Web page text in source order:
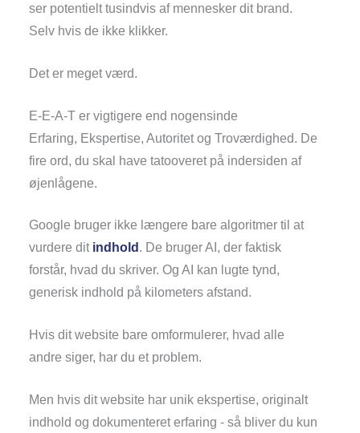
ser potentielt tusindvis af mennesker dit brand.
Selv hvis de ikke klikker.
Det er meget værd.
E-E-A-T er vigtigere end nogensinde
Erfaring, Ekspertise, Autoritet og Troværdighed. De
fire ord, du skal have tatooveret på indersiden af
øjenlågene.
Google bruger ikke længere bare algoritmer til at
vurdere dit indhold . De bruger AI, der faktisk
forstår, hvad du skriver. Og AI kan lugte tynd,
generisk indhold på kilometers afstand.
Hvis dit website bare omformulerer, hvad alle
andre siger, har du et problem.
Men hvis dit website har unik ekspertise, originalt
indhold og dokumenteret erfaring - så bliver du kun